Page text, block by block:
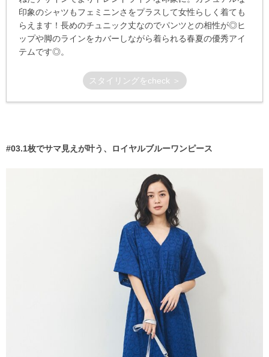
印象のシャツもフェミニンさをプラスして女性らしく着ても
らえます！長めのチュニック丈なのでパンツとの相性が◎ヒ
ップや脚のラインをカバーしながら着られる春夏の優秀アイ
テムです◎。
スタイリングをcheck ＞
#03.1枚でサマ見えが叶う、ロイヤルブルーワンピース